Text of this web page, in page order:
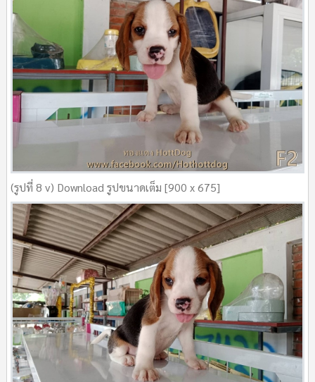
(รูปที่ 8 v) Download รูปขนาดเต็ม [900 x 675]